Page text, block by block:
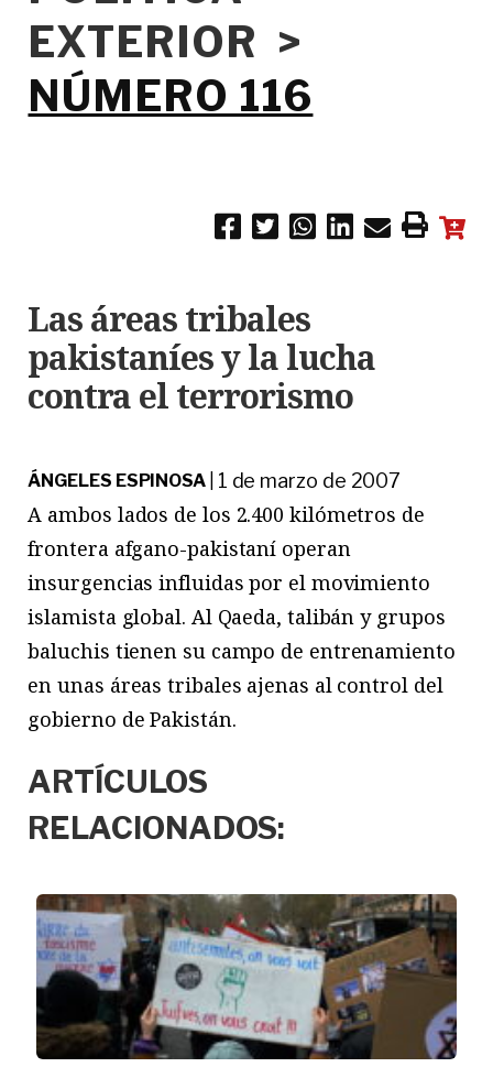
EXTERIOR >
NÚMERO 116
Las áreas tribales
pakistaníes y la lucha
contra el terrorismo
ÁNGELES ESPINOSA 1 de marzo de 2007
A ambos lados de los 2.400 kilómetros de
frontera afgano-pakistaní operan
insurgencias influidas por el movimiento
islamista global. Al Qaeda, talibán y grupos
baluchis tienen su campo de entrenamiento
en unas áreas tribales ajenas al control del
gobierno de Pakistán.
ARTÍCULOS
RELACIONADOS: